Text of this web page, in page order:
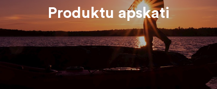
Produktu apskati